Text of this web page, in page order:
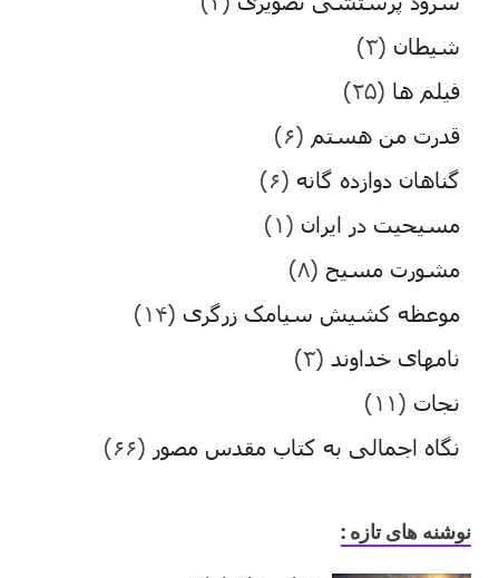
شیطان (۳)
فیلم ها (۲۵)
قدرت من هستم (۶)
گناهان دوازده گانه (۶)
مسیحیت در ایران (۱)
مشورت مسیح (۸)
موعظه کشیش سیامک زرگری (۱۴)
نامهای خداوند (۳)
نجات (۱۱)
نگاه اجمالی به کتاب مقدس مصور (۶۶)
نوشنه های تازه :